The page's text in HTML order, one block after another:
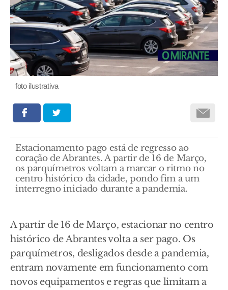
foto ilustrativa
Estacionamento pago está de regresso ao
coração de Abrantes. A partir de 16 de Março,
os parquímetros voltam a marcar o ritmo no
centro histórico da cidade, pondo fim a um
interregno iniciado durante a pandemia.
A partir de 16 de Março, estacionar no centro
histórico de Abrantes volta a ser pago. Os
parquímetros, desligados desde a pandemia,
entram novamente em funcionamento com
novos equipamentos e regras que limitam a